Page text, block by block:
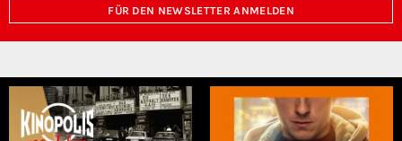
FÜR DEN NEWSLETTER ANMELDEN